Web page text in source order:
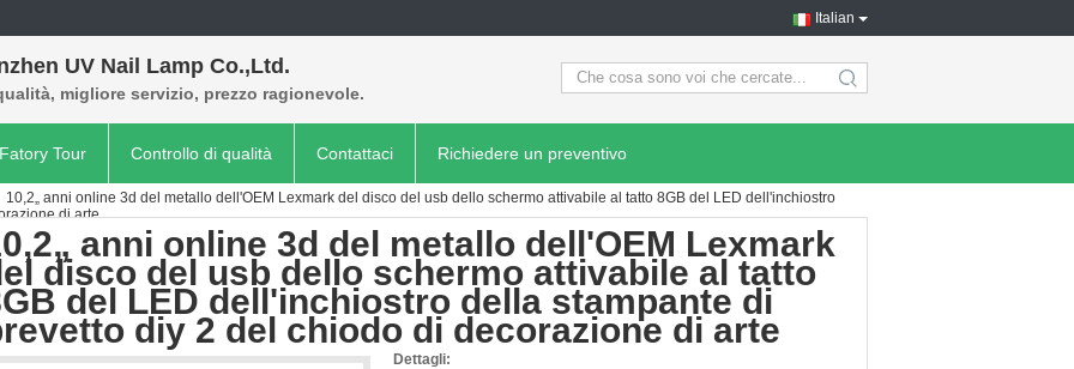
Italian
UV Nail Lamp Co.,Ltd.
migliore servizio, prezzo ragionevole. search
Fatory Tour Controllo di qualità Contattaci Richiedere un preventivo
10,2„ anni online 3d del metallo dell'OEM Lexmark del disco del usb dello schermo attivabile al tatto 8GB del LED dell'inchiostro
di arte
anni online 3d del metallo dell'OEM Lexmark
disco del usb dello schermo attivabile al tatto
del LED dell'inchiostro della stampante di
diy 2 del chiodo di decorazione di arte
Dettagli: